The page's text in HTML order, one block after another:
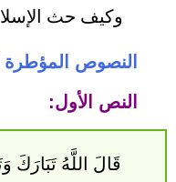
وكيف حث
النصوص
النص الأول:
قَالَ اللَّهُ تَبَارَكَ